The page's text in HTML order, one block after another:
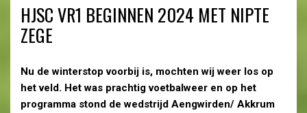
HJSC VR1 BEGINNEN 2024 MET NIPTE
ZEGE
Nu de winterstop voorbij is, mochten wij weer los op
het veld. Het was prachtig voetbalweer en op het
programma stond de wedstrijd Aengwirden/ Akkrum